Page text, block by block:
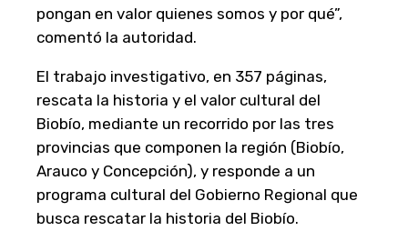
pongan en valor quienes somos y por qué”,
comentó la autoridad.
El trabajo investigativo, en 357 páginas,
rescata la historia y el valor cultural del
Biobío, mediante un recorrido por las tres
provincias que componen la región (Biobío,
Arauco y Concepción), y responde a un
programa cultural del Gobierno Regional que
busca rescatar la historia del Biobío.